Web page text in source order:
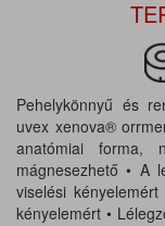
Pehelykönnyű és
uvex xenova®
anatómiai forma,
mágnesezhető • A
viselési
kényelemért •